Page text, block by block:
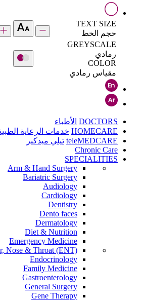
TEXT SIZE
حجم الخط
GREYSCALE
رمادي
COLOR
مقياس رمادي
DOCTORS الأطباء
HOMECARE خدمات الرعاية
teleMEDCARE تيلي ميدكير
Chronic Care
SPECIALITIES
Arm & Hand Surgery
Bariatric Surgery
Audiology
Cardiology
Dentistry
Dento faces
Dermatology
Diet & Nutrition
Emergency Medicine
Nose & Throat (ENT)
Endocrinology
Family Medicine
Gastroenterology
General Surgery
Gene Therapy